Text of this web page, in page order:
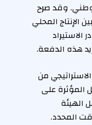
وقد صرح
المحلي
هذه الدفعة.
من
المؤثرة على
الهيئة
المحدد.